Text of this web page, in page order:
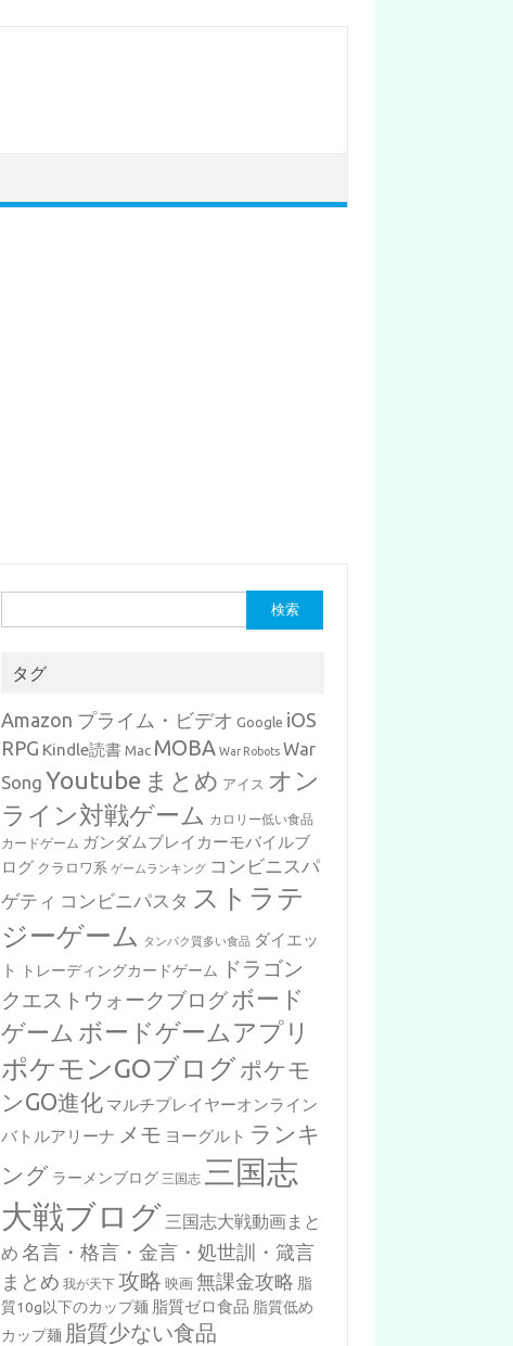
索:
タグ
Amazon プライム・ビデオ Google iOS
RPG Kindle読書 Mac MOBA War Robots War
Song Youtube まとめ アイス オン
ライン対戦ゲーム カロリー低い食品
カードゲーム ガンダムブレイカーモバイルブ
ログ クラロワ系 ゲームランキング コンビニスパ
ゲティ コンビニパスタ ストラテ
ジーゲーム
タンパク質多い食品 ダイエッ
ト
トレーディングカードゲーム
ドラゴン
クエストウォークブログボード
ゲーム ボードゲームアプリ
ポケモンGOブログポケモ
ンGO進化 マルチプレイヤーオンライン
バトルアリーナ メモ ヨーグルト ランキ
ング ラーメンブログ 三国志 三国志
大戦ブログ 三国志大戦動画まと
め 名言・格言・金言・処世訓・箴言
まとめ 我が天下 攻略 映画 無課金攻略 脂
質10g以下のカップ麺 脂質ゼロ食品 脂質低め
カップ麺 脂質少ない食品